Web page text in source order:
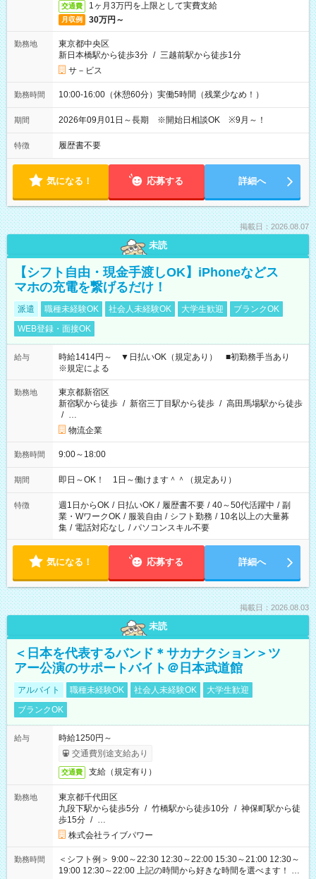
交通費 1ヶ月3万円を上限として実費支給
月収例 30万円～
勤務地
東京都中央区
新日本橋駅から徒歩3分 / 三越前駅から徒歩1分
サ－ビス
勤務時間 10:00-16:00（休憩60分）実働5時間（残業少なめ！）
期間 2026年09月01日～長期 ※開始日相談OK ※9月～！
特徴 履歴書不要
気になる！ 応募する 詳細へ
掲載日：2026.08.07
未読
【シフト自由・現金手渡しOK】iPhoneなどス
マホの充電を繋げるだけ！
派遣 職種未経験OK 社会人未経験OK 大学生歓迎
ブランクOK
WEB登録・面接OK
給与
時給1414円～ ▼日払いOK（規定あり） ■初勤務手当あり
※規定による
勤務地
東京都新宿区
新宿駅から徒歩 / 新宿三丁目駅から徒歩 / 高田馬場駅から徒歩
/ …
物流企業
勤務時間 9:00～18:00
期間 即日～OK！ 1日～働けます＾＾（規定あり）
特徴 週1日からOK / 日払いOK / 履歴書不要 / 40～50代活躍中 / 副
業・WワークOK / 服装自由 / シフト勤務 / 10名以上の大量募
集 / 電話対応なし / パソコンスキル不要
気になる！ 応募する 詳細へ
掲載日：2026.08.03
未読
＜日本を代表するバンド＊サカナクション＞ツ
アー公演のサポートバイト＠日本武道館
アルバイト 職種未経験OK 社会人未経験OK
大学生歓迎
ブランクOK
給与
時給1250円～
交通費別途支給あり
交通費 支給（規定有り）
勤務地
東京都千代田区
九段下駅から徒歩5分 / 竹橋駅から徒歩10分 / 神保町駅から徒
歩15分 / …
株式会社ライブパワー
勤務時間
＜シフト例＞ 9:00～22:30 12:30～22:00 15:30～21:00 12:30～
19:00 12:30～22:00 上記の時間から好きな時間を選べます！ ※